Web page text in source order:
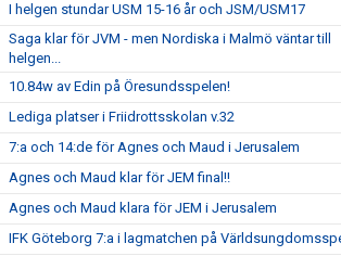
I helgen stundar USM 15-16 år och JSM/USM17
Saga klar för JVM - men Nordiska i Malmö väntar till
helgen...
10.84w av Edin på Öresundsspelen!
Lediga platser i Friidrottsskolan v.32
7:a och 14:de för Agnes och Maud i Jerusalem
Agnes och Maud klar för JEM final!!
Agnes och Maud klara för JEM i Jerusalem
IFK Göteborg 7:a i lagmatchen på